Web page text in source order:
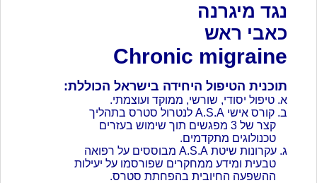
נגד מיגרנה
כאבי ראש
Chronic migraine
תוכנית הטיפול היחידה בישראל הכוללת:
א. טיפול יסודי, שורשי, ממוקד ועוצמתי.
ב. קורס אישי A.S.A לנטרול סטרס בתהליך
קצר של 3 מפגשים תוך שימוש בעזרים
טכנולוגים מתקדמים.
ג. עקרונות שיטת A.S.A מבוססים על רפואה
טבעית ומידע ממחקרים שפורסמו על יעילות
ההשפעה החיובית בהפחתת סטרס.